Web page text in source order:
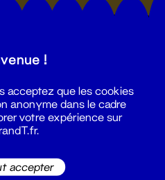
!
acceptez que les cookies
anonyme dans le cadre
votre expérience sur
accepter